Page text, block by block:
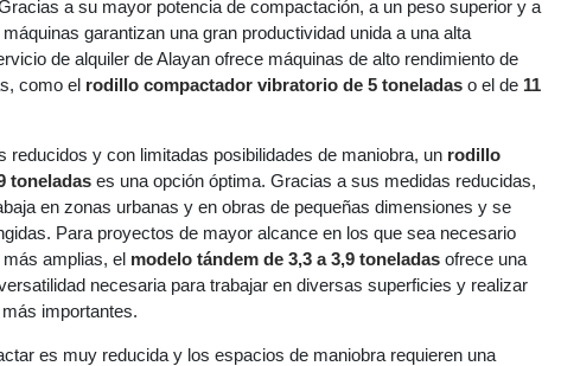
a su mayor potencia de compactación, a un peso superior y a
garantizan una gran productividad unida a una alta
de alquiler de Alayan ofrece máquinas de alto rendimiento de
como el rodillo compactador vibratorio de 5 toneladas o el de 11
reducidos y con limitadas posibilidades de maniobra, un rodillo
toneladas es una opción óptima. Gracias a sus medidas reducidas,
en zonas urbanas y en obras de pequeñas dimensiones y se
Para proyectos de mayor alcance en los que sea necesario
amplias, el modelo tándem de 3,3 a 3,9 toneladas ofrece una
necesaria para trabajar en diversas superficies y realizar
importantes.
es muy reducida y los espacios de maniobra requieren una